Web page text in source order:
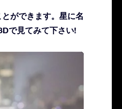
ができます。星に名
で見てみて下さい!